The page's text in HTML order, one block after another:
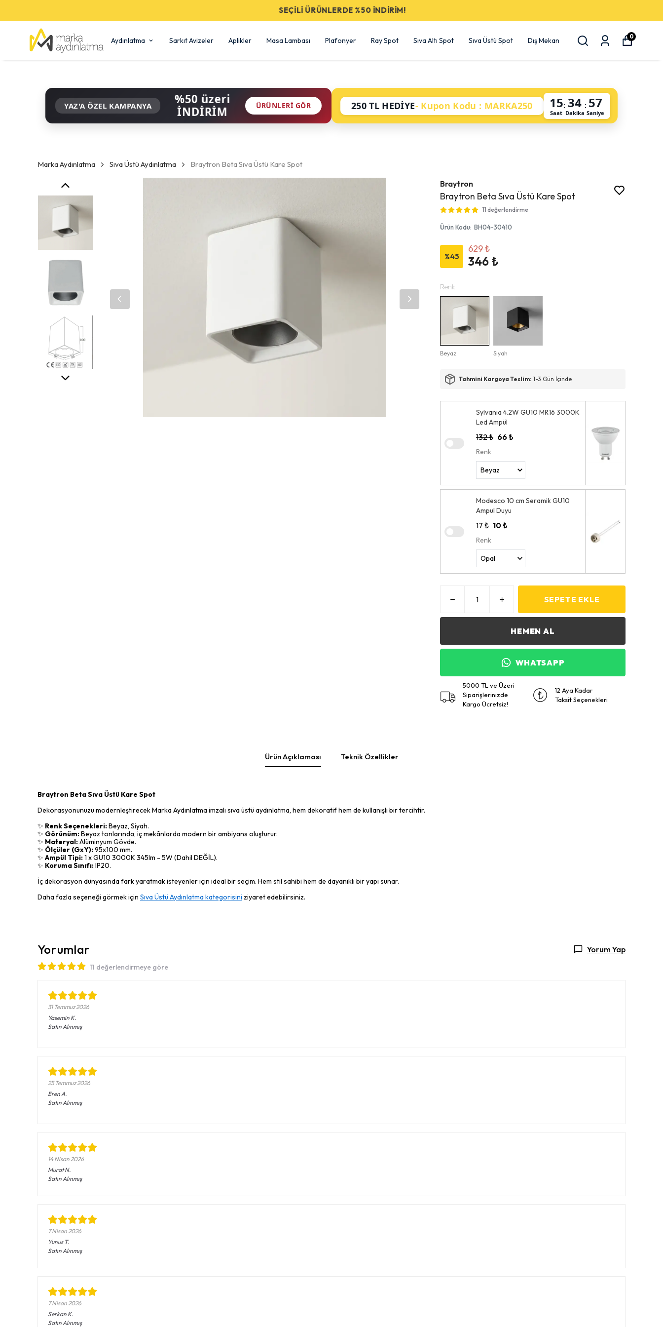
SEÇİLİ ÜRÜNLERDE %50 İNDİRİM!
Aydınlatma Sarkıt Avizeler Aplikler Masa Lambası Plafonyer Ray Spot Sıva Altı Spot Sıva Üstü Spot Dış Mekan 0
YAZ'A ÖZEL KAMPANYA %50 üzeri
İNDİRİM ÜRÜNLERI GÖR 250 TL HEDİYE- Kupon Kodu : MARKA250 15
Saat
: 34
Dakika
: 56
Saniye
Marka Aydınlatma Sıva Üstü Aydınlatma Braytron Beta Sıva Üstü Kare Spot
Braytron
Braytron Beta Sıva Üstü Kare Spot
11 değerlendirme
Ürün Kodu: BH04-30410
%45
629 ₺
346 ₺
Renk
Beyaz Siyah
Tahmini Kargoya Teslim: 1-3 Gün İçinde
Sylvania 4.2W GU10 MR16 3000K
Led Ampül
132 ₺ 66 ₺
Renk
Modesco 10 cm Seramik GU10
Ampul Duyu
17 ₺ 10 ₺
Renk
SEPETE EKLE
HEMEN AL
WHATSAPP
5000 TL ve Üzeri
Siparişlerinizde
Kargo Ücretsiz!
12 Aya Kadar
Taksit Seçenekleri
Ürün Açıklaması Teknik Özellikler
Braytron Beta Sıva Üstü Kare Spot
Dekorasyonunuzu modernleştirecek Marka Aydınlatma imzalı sıva üstü aydınlatma, hem dekoratif hem de kullanışlı bir tercihtir.
✨ Renk Seçenekleri:Beyaz, Siyah.
✨ Görünüm:Beyaz tonlarında, iç mekânlarda modern bir ambiyans oluşturur.
✨ Materyal:Alüminyum Gövde.
✨ Ölçüler (GxY):95x100 mm.
✨ Ampül Tipi:1 x GU10 3000K 345lm - 5W (Dahil DEĞİL).
✨ Koruma Sınıfı:IP20.
İç dekorasyon dünyasında fark yaratmak isteyenler için ideal bir seçim. Hem stil sahibi hem de dayanıklı bir yapı sunar.
Daha fazla seçeneği görmek için Sıva Üstü Aydınlatma kategorisini ziyaret edebilirsiniz.
Yorumlar Yorum Yap
11 değerlendirmeye göre
31 Temmuz 2026
Yasemin K.
Satın Alınmış
25 Temmuz 2026
ErenA.
Satın Alınmış
14 Nisan 2026
Murat N.
Satın Alınmış
7 Nisan 2026
Yunus T.
Satın Alınmış
7 Nisan 2026
Serkan K.
Satın Alınmış